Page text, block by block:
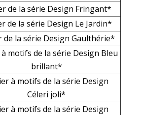
de la série Design Fringant*
de la série Design Le Jardin*
de la série Design Gaulthérie*
motifs de la série Design Bleu
brillant*
à motifs de la série Design
Céleri joli*
à motifs de la série Design